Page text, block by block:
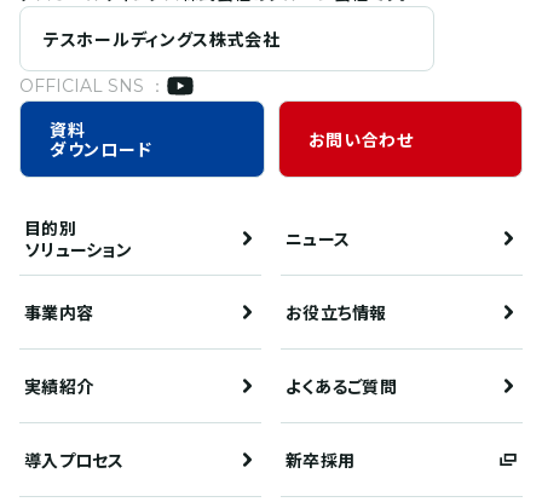
テスホールディングス株式会社
OFFICIAL SNS ：
資料
ダウンロード
お問い合わせ
目的別
ソリューション
ニュース
事業内容 お役立ち情報
実績紹介 よくあるご質問
導入プロセス 新卒採用